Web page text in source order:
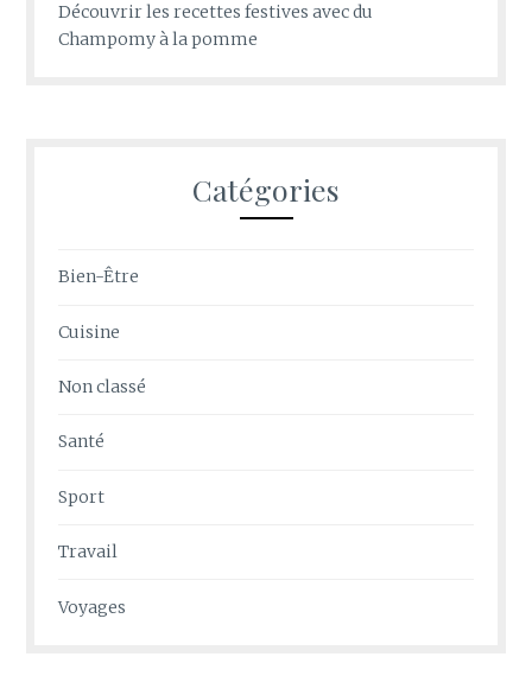
Découvrir les recettes festives avec du
Champomy à la pomme
Catégories
Bien-Être
Cuisine
Non classé
Santé
Sport
Travail
Voyages